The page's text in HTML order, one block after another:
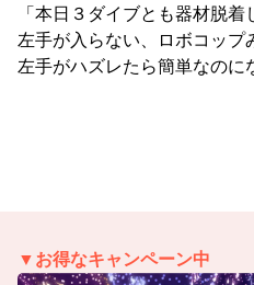
「本日３ダイブとも器材脱着
左手が入らない、ロボコップ
左手がハズレたら簡単なの
▼お得なキャンペーン中